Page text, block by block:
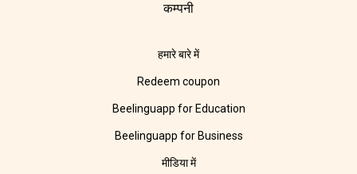
कम्पनी
हमारे बारे में
Redeem coupon
Beelinguapp for Education
Beelinguapp for Business
मीडिया में